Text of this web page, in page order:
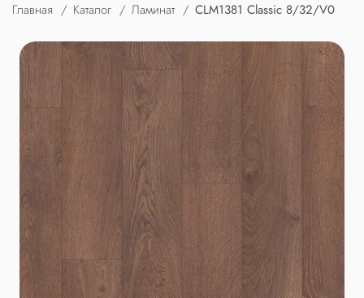
Главная Каталог Ламинат CLM1381 Classic 8/32/V0